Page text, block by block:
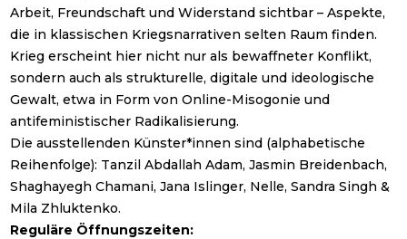
Arbeit, Freundschaft und Widerstand sichtbar – Aspekte,
die in klassischen Kriegsnarrativen selten Raum finden.
Krieg erscheint hier nicht nur als bewaffneter Konflikt,
sondern auch als strukturelle, digitale und ideologische
Gewalt, etwa in Form von Online-Misogonie und
antifeministischer Radikalisierung.
Die ausstellenden Künster*innen sind (alphabetische
Reihenfolge): Tanzil Abdallah Adam,Jasmin Breidenbach,
Shaghayegh Chamani,Jana Islinger, Nelle,Sandra Singh &
Mila Zhluktenko.
Reguläre Öffnungszeiten: